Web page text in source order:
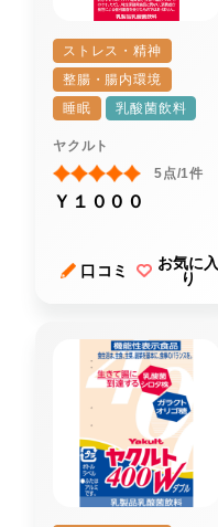
ストレス・精神
整腸・腸内環境
睡眠
乳酸菌飲料
ヤクルト
5点/1件
Ｙ１０００
口コミ
お気に入
り